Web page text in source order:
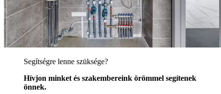
Segítségre lenne szüksége?
Hívjon minket és szakembereink örömmel segítenek
önnek.